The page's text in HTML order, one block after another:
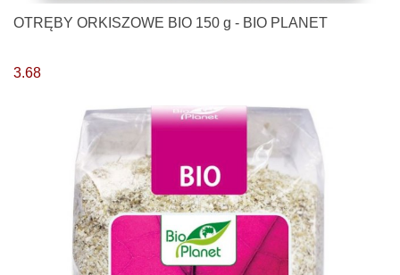
OTRĘBY ORKISZOWE BIO 150 g - BIO PLANET
3.68